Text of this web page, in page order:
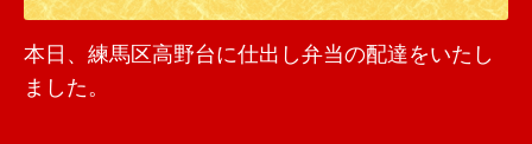
本日、練馬区高野台に仕出し弁当の配達をいたし
ました。